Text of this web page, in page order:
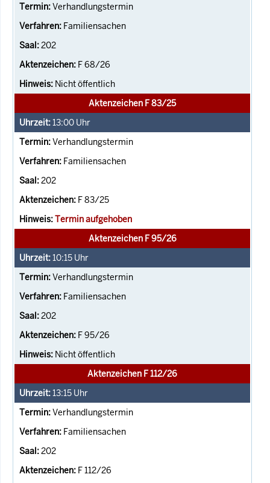
Verhandlungstermin
Familiensachen
202
F 68/26
Nicht öffentlich
Aktenzeichen F 83/25
13:00 Uhr
Verhandlungstermin
Familiensachen
202
F 83/25
Termin aufgehoben
Aktenzeichen F 95/26
10:15 Uhr
Verhandlungstermin
Familiensachen
202
F 95/26
Nicht öffentlich
Aktenzeichen F 112/26
13:15 Uhr
Verhandlungstermin
Familiensachen
202
F 112/26